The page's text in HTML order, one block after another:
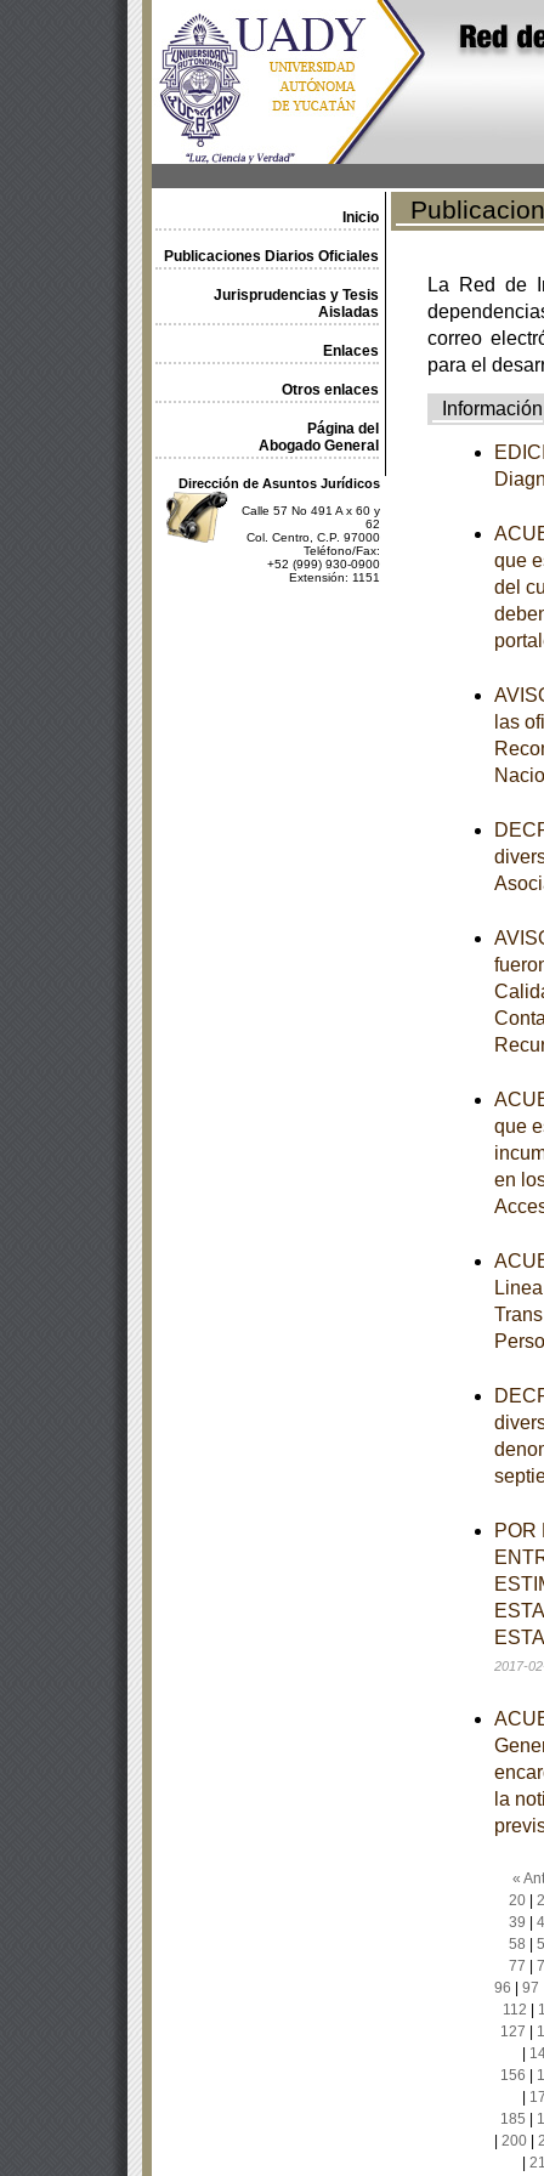
Inicio
Publicaciones Diarios Oficiales
Jurisprudencias y Tesis
Aisladas
Enlaces
Otros enlaces
Página del
Abogado General
Dirección de Asuntos Jurídicos
Calle 57 No 491 A x 60 y
62
Col. Centro, C.P. 97000
Teléfono/Fax:
+52 (999) 930-0900
Extensión: 1151
La Red de
correo
para el
Información
que
del
las
que
en
POR
2017-
la
«
20|
39
58
77
96
97
112
127
156
185
200|